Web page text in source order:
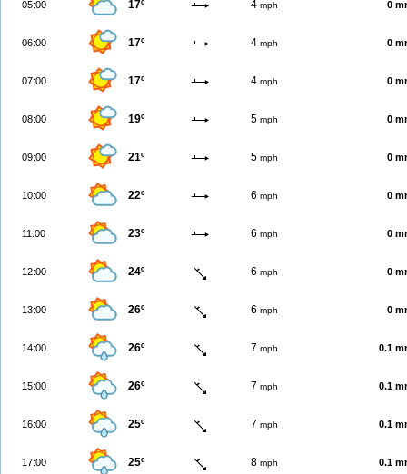
05:00 17º 4 mph 0
06:00 17º 4 mph 0
07:00 17º 4 mph 0
08:00 19º 5 mph 0
09:00 21º 5 mph 0
10:00 22º 6 mph 0
11:00 23º 6 mph 0
12:00 24º 6 mph 0
13:00 26º 6 mph 0
14:00 26º 7 mph 0.1
15:00 26º 7 mph 0.1
16:00 25º 7 mph 0.1
17:00 25º 8 mph 0.1